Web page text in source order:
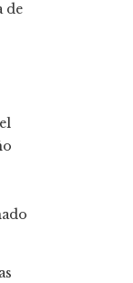
de